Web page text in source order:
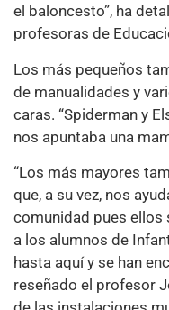
el baloncesto”, ha
profesoras de
Los más pequeños
de manualidades y
caras. “Spiderman y
nos apuntaba una
“Los más mayores
que, a su vez, nos
comunidad pues ellos
a los alumnos de
hasta aquí y se han
reseñado el profesor